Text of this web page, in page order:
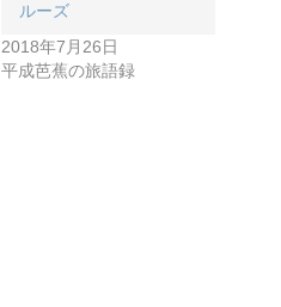
ルーズ
2018年7月26日
平成芭蕉の旅語録